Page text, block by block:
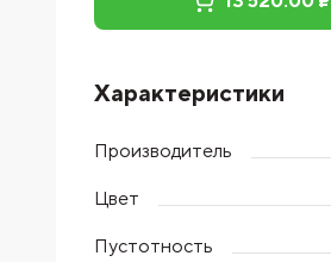
Характеристики
Производитель
Цвет
Пустотность